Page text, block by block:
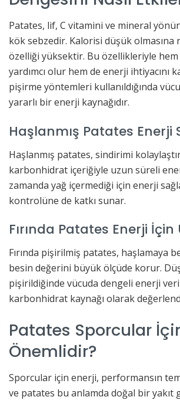
Patates, lif, C vitamini ve mineral
kök sebzedir. Kalorisi düşük olmasına
özelliği yüksektir. Bu özellikleriyle
yardımcı olur hem de enerji ihtiyacını
pişirme yöntemleri kullanıldığında
yararlı bir enerji kaynağıdır.
Haşlanmış Patates Enerji
Haşlanmış patates, sindirimi
karbonhidrat içeriğiyle uzun süreli
zamanda yağ içermediği için enerji
kontrolüne de katkı sunar.
Fırında Patates Enerji
Fırında pişirilmiş patates, haşlamaya
besin değerini büyük ölçüde korur.
pişirildiğinde vücuda dengeli enerji
karbonhidrat kaynağı olarak
Patates Sporcular
Önemlidir?
Sporcular için enerji, performansın
ve patates bu anlamda doğal bir yakıt